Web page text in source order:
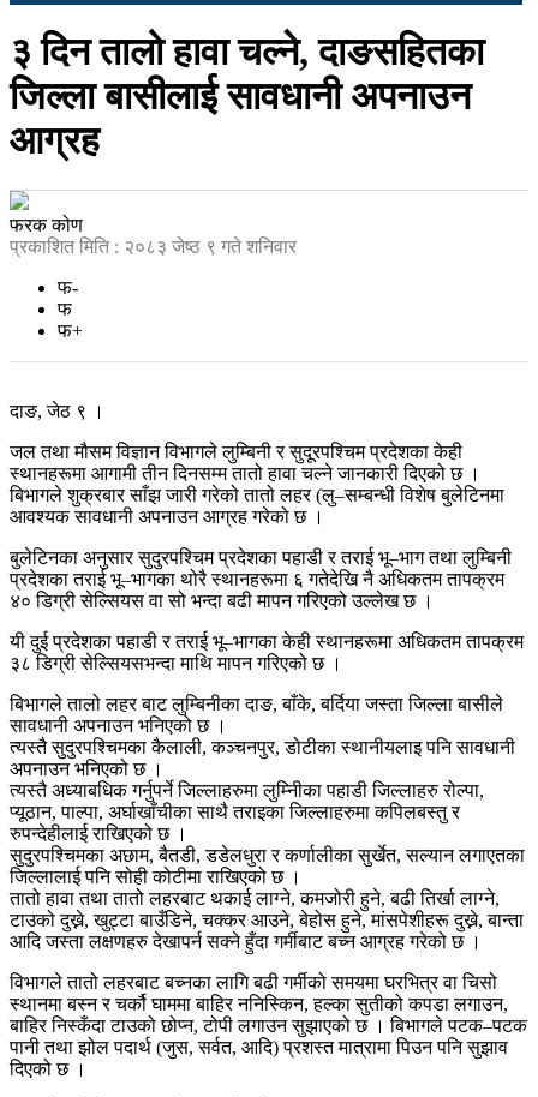
३ दिन तालो हावा चल्ने, दाङसहितका
जिल्ला बासीलाई सावधानी अपनाउन
आग्रह
फरक कोण
प्रकाशित मिति : २०८३ जेष्ठ ९ गते शनिवार
फ-
फ
फ+
दाङ, जेठ ९ ।
जल तथा मौसम विज्ञान विभागले लुम्बिनी र सुदूरपश्चिम प्रदेशका केही
स्थानहरूमा आगामी तीन दिनसम्म तातो हावा चल्ने जानकारी दिएको छ ।
बिभागले शुक्रबार साँझ जारी गरेको तातो लहर (लु–सम्बन्धी विशेष बुलेटिनमा
आवश्यक सावधानी अपनाउन आग्रह गरेको छ ।
बुलेटिनका अनुसार सुदुरपश्चिम प्रदेशका पहाडी र तराई भू–भाग तथा लुम्बिनी
प्रदेशका तराई भू–भागका थोरै स्थानहरूमा ६ गतेदेखि नै अधिकतम तापक्रम
४० डिग्री सेल्सियस वा सो भन्दा बढी मापन गरिएको उल्लेख छ ।
यी दुई प्रदेशका पहाडी र तराई भू–भागका केही स्थानहरूमा अधिकतम तापक्रम
३८ डिग्री सेल्सियसभन्दा माथि मापन गरिएको छ ।
बिभागले तालो लहर बाट लुम्बिनीका दाङ, बाँके, बर्दिया जस्ता जिल्ला बासीले
सावधानी अपनाउन भनिएको छ ।
त्यस्तै सुदुरपश्चिमका कैलाली, कञ्चनपुर, डोटीका स्थानीयलाइ पनि सावधानी
अपनाउन भनिएको छ ।
त्यस्तै अध्याबधिक गर्नुपर्ने जिल्लाहरुमा लुम्निीका पहाडी जिल्लाहरु रोल्पा,
प्यूठान, पाल्पा, अर्घाखाँचीका साथै तराइका जिल्लाहरुमा कपिलबस्तु र
रुपन्देहीलाई राखिएको छ ।
सुदुरपश्चिमका अछाम, बैतडी, डडेलधुरा र कर्णालीका सुर्खेत, सल्यान लगाएतका
जिल्लालाई पनि सोही कोटीमा राखिएको छ ।
तातो हावा तथा तातो लहरबाट थकाई लाग्ने, कमजोरी हुने, बढी तिर्खा लाग्ने,
टाउको दुख्ने, खुट्टा बाउँडिने, चक्कर आउने, बेहोस हुने, मांसपेशीहरू दुख्ने, बान्ता
आदि जस्ता लक्षणहरु देखापर्न सक्ने हुँदा गर्मीबाट बच्न आग्रह गरेको छ ।
विभागले तातो लहरबाट बच्नका लागि बढी गर्मीको समयमा घरभित्र वा चिसो
स्थानमा बस्न र चर्कौ घाममा बाहिर ननिस्किन, हल्का सुतीको कपडा लगाउन,
बाहिर निस्कँदा टाउको छोप्न, टोपी लगाउन सुझाएको छ । बिभागले पटक–पटक
पानी तथा झोल पदार्थ (जुस, सर्वत, आदि) प्रशस्त मात्रामा पिउन पनि सुझाव
दिएको छ ।